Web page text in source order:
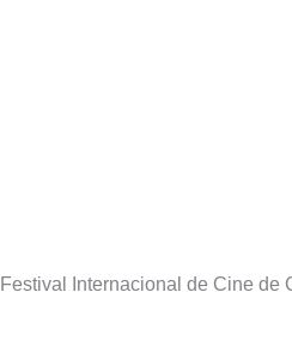
Festival Internacional de Cine de